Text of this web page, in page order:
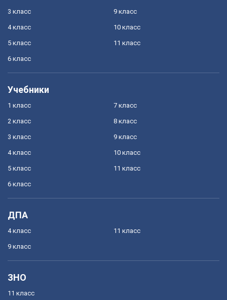
3 класс
4 класс
5 класс
6 класс
9 класс
10 класс
11 класс
Учебники
1 класс
2 класс
3 класс
4 класс
5 класс
6 класс
7 класс
8 класс
9 класс
10 класс
11 класс
ДПА
4 класс
9 класс
11 класс
ЗНО
11 класс